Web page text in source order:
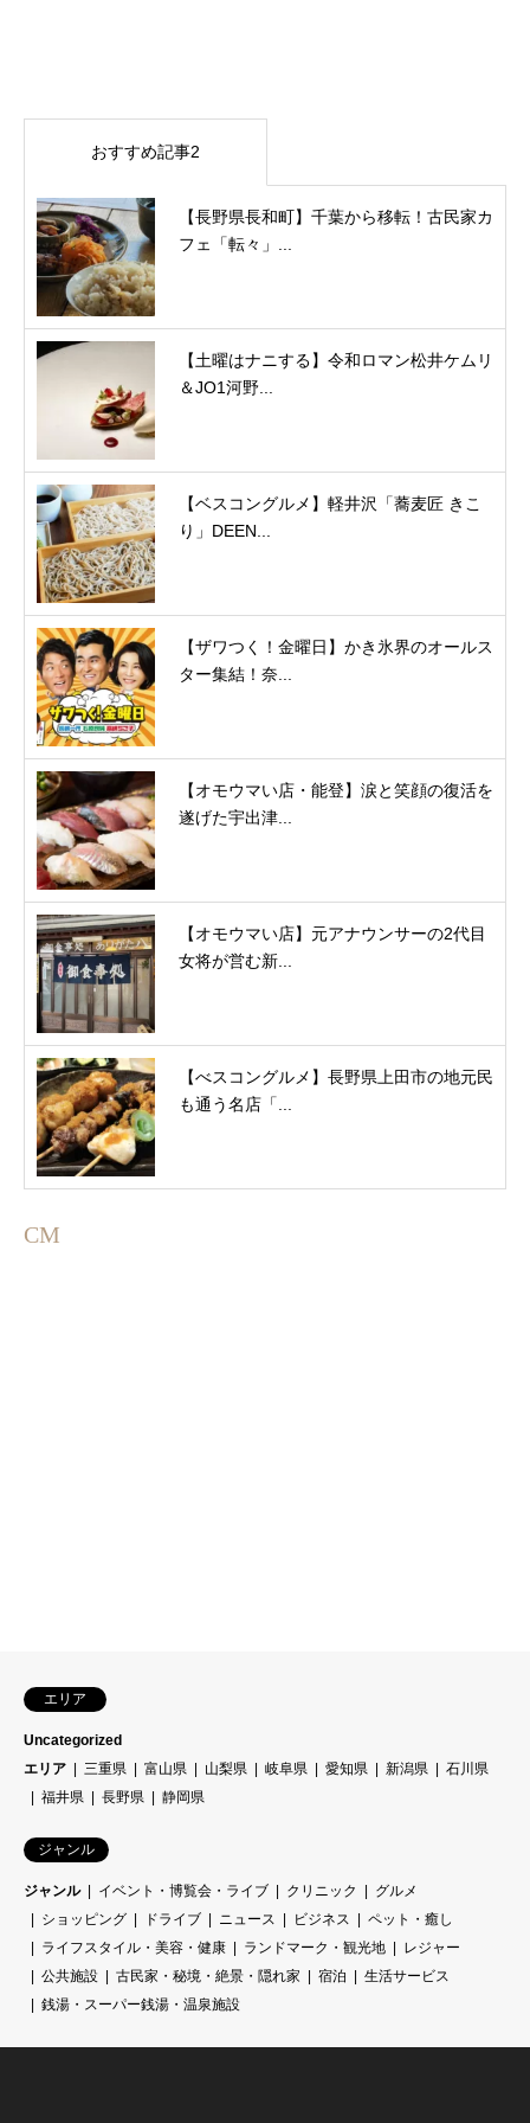
おすすめ記事2
【長野県長和町】千葉から移転！古民家カ
フェ「転々」...
【土曜はナニする】令和ロマン松井ケムリ
＆JO1河野...
【ベスコングルメ】軽井沢「蕎麦匠 きこ
り」DEEN...
【ザワつく！金曜日】かき氷界のオールス
ター集結！奈...
【オモウマい店・能登】涙と笑顔の復活を
遂げた宇出津...
【オモウマい店】元アナウンサーの2代目
女将が営む新...
【べスコングルメ】長野県上田市の地元民
も通う名店「...
CM
エリア
Uncategorized
エリア
三重県 富山県 山梨県 岐阜県 愛知県 新潟県
石川県
福井県
長野県 静岡県
ジャンル
ジャンル イベント・博覧会・ライブ クリニック
グルメ
ショッピング
ドライブ ニュース ビジネス
ペット・癒し
ライフスタイル・美容・健康
ランドマーク・観光地
レジャー
公共施設
古民家・秘境・絶景・隠れ家 宿泊
生活サービス
銭湯・スーパー銭湯・温泉施設